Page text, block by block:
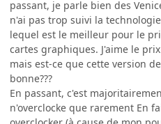
passant, je parle bien des
n'ai pas trop suivi la
lequel est le meilleur pour le
cartes graphiques. J'aime le
mais est-ce que cette version
bonne???
En passant, c'est
n'overclocke que rarement En